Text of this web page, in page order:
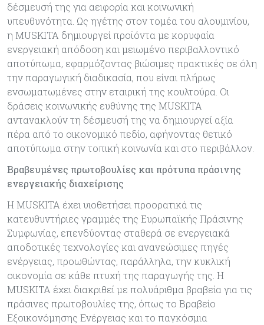
δέσμευσή της για αειφορία και κοινωνική
υπευθυνότητα. Ως ηγέτης στον τομέα του αλουμινίου,
η MUSKITA δημιουργεί προϊόντα με κορυφαία
ενεργειακή απόδοση και μειωμένο περιβαλλοντικό
αποτύπωμα, εφαρμόζοντας βιώσιμες πρακτικές σε όλη
την παραγωγική διαδικασία, που είναι πλήρως
ενσωματωμένες στην εταιρική της κουλτούρα. Οι
δράσεις κοινωνικής ευθύνης της MUSKITA
αντανακλούν τη δέσμευσή της να δημιουργεί αξία
πέρα από το οικονομικό πεδίο, αφήνοντας θετικό
αποτύπωμα στην τοπική κοινωνία και στο περιβάλλον.
Βραβευμένες πρωτοβουλίες και πρότυπα πράσινης
ενεργειακής διαχείρισης
H MUSKITA έχει υιοθετήσει προορατικά τις
κατευθυντήριες γραμμές της Ευρωπαϊκής Πράσινης
Συμφωνίας, επενδύοντας σταθερά σε ενεργειακά
αποδοτικές τεχνολογίες και ανανεώσιμες πηγές
ενέργειας, προωθώντας, παράλληλα, την κυκλική
οικονομία σε κάθε πτυχή της παραγωγής της. Η
MUSKITA έχει διακριθεί με πολυάριθμα βραβεία για τις
πράσινες πρωτοβουλίες της, όπως το Βραβείο
Εξοικονόμησης Ενέργειας και το παγκόσμια